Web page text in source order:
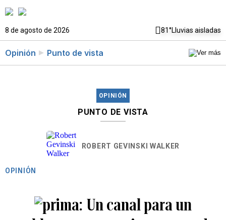
8 de agosto de 2026 81°Lluvias aisladas
Opinión Punto de vista
OPINIÓN
PUNTO DE VISTA
ROBERT GEVINSKI WALKER
OPINIÓN
Un canal para un